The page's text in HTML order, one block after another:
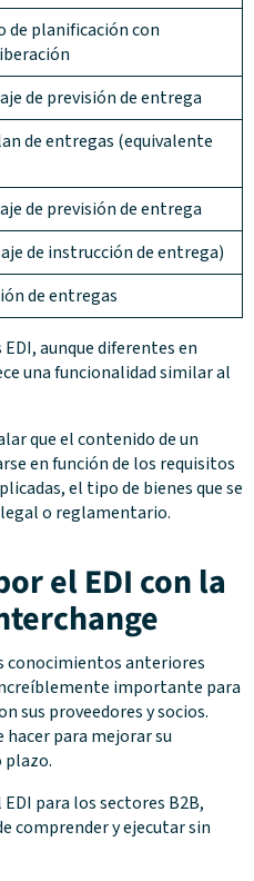
de planificación con
de previsión de entrega
de entregas (equivalente
de previsión de entrega
de instrucción de entrega)
de entregas
aunque diferentes en
una funcionalidad similar al
que el contenido de un
en función de los requisitos
el tipo de bienes que se
o reglamentario.
el EDI con la
conocimientos anteriores
importante para
sus proveedores y socios.
hacer para mejorar su
plazo.
para los sectores B2B,
comprender y ejecutar sin